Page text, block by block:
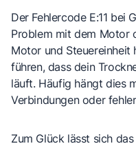
Der Fehlercode E:11 bei
Problem mit dem Motor
Motor und Steuereinheit
führen, dass dein
läuft. Häufig hängt dies
Verbindungen oder
Zum Glück lässt sich